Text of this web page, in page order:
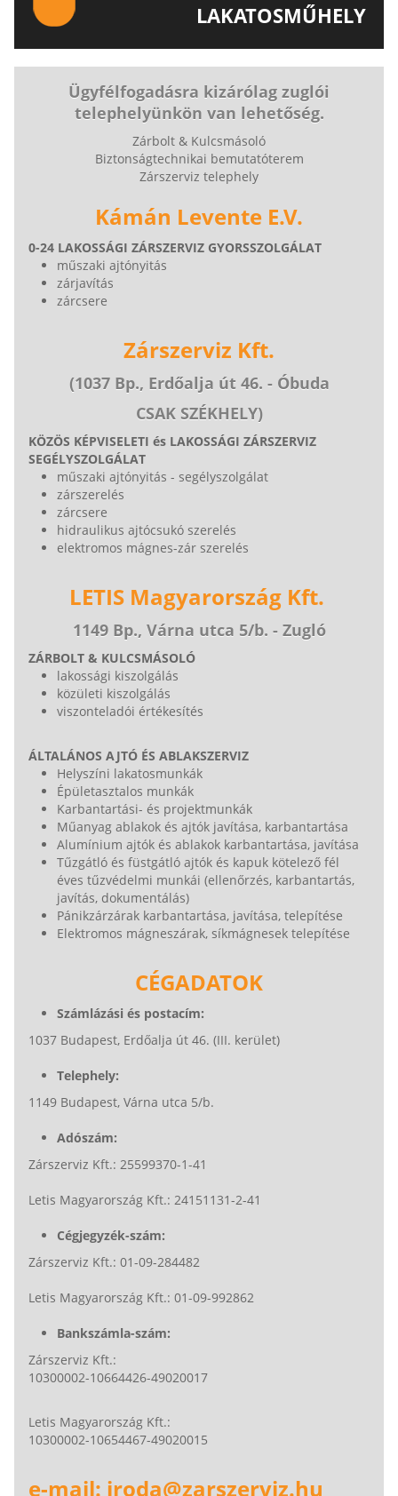
LAKATOSMŰHELY
Ügyfélfogadásra kizárólag zuglói
telephelyünkön van lehetőség.
Zárbolt & Kulcsmásoló
Biztonságtechnikai bemutatóterem
Zárszerviz telephely
Kámán Levente E.V.
0-24 LAKOSSÁGI ZÁRSZERVIZ GYORSSZOLGÁLAT
műszaki ajtónyitás
zárjavítás
zárcsere
Zárszerviz Kft.
(1037 Bp., Erdőalja út 46. - Óbuda
CSAK SZÉKHELY)
KÖZÖS KÉPVISELETI és LAKOSSÁGI ZÁRSZERVIZ
SEGÉLYSZOLGÁLAT
műszaki ajtónyitás - segélyszolgálat
zárszerelés
zárcsere
hidraulikus ajtócsukó szerelés
elektromos mágnes-zár szerelés
LETIS Magyarország Kft.
1149 Bp., Várna utca 5/b. - Zugló
ZÁRBOLT & KULCSMÁSOLÓ
lakossági kiszolgálás
közületi kiszolgálás
viszonteladói értékesítés
ÁLTALÁNOS AJTÓ ÉS ABLAKSZERVIZ
Helyszíni lakatosmunkák
Épületasztalos munkák
Karbantartási- és projektmunkák
Műanyag ablakok és ajtók javítása, karbantartása
Alumínium ajtók és ablakok karbantartása, javítása
Tűzgátló és füstgátló ajtók és kapuk kötelező fél
éves tűzvédelmi munkái (ellenőrzés, karbantartás,
javítás, dokumentálás)
Pánikzárzárak karbantartása, javítása, telepítése
Elektromos mágneszárak, síkmágnesek telepítése
CÉGADATOK
Számlázási és postacím:
1037 Budapest, Erdőalja út 46. (III. kerület)
Telephely:
1149 Budapest, Várna utca 5/b.
Adószám:
Zárszerviz Kft.: 25599370-1-41
Letis Magyarország Kft.: 24151131-2-41
Cégjegyzék-szám:
Zárszerviz Kft.: 01-09-284482
Letis Magyarország Kft.: 01-09-992862
Bankszámla-szám:
Zárszerviz Kft.:
10300002-10664426-49020017
Letis Magyarország Kft.:
10300002-10654467-49020015
e-mail: iroda@zarszerviz.hu